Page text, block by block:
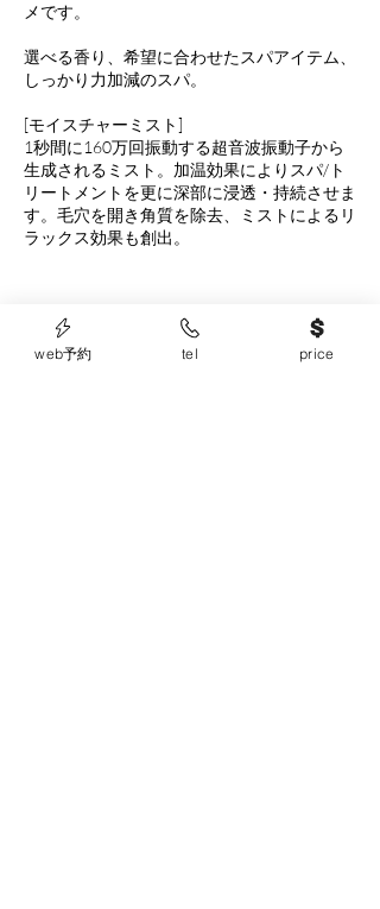
メです。
選べる香り、希望に合わせたスパアイテム、
しっかり力加減のスパ。
[モイスチャーミスト]
1秒間に160万回振動する超音波振動子から
生成されるミスト。加温効果によりスパ/ト
リートメントを更に深部に浸透・持続させま
す。毛穴を開き角質を除去、ミストによるリ
ラックス効果も創出。
＊ブリーチ・ハイトーン・ミルクティー・グ
ラデーション・バレイヤージュ・インナーカ
web予約 tel price